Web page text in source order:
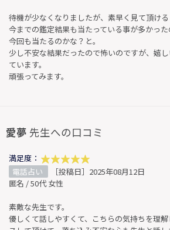
待機が少なくなりましたが、素早く見て頂け
今までの鑑定結果も当たっている事が多かった
今回も当たるのかな？と。
少し不安な結果だったので怖いのですが、嬉
ています。
頑張ってみます。
愛夢 先生への口コミ
満足度：
電話占い
［投稿日］2025年08月12日
匿名 / 50代 女性
素敵な先生です。
優しくて話しやすくて、こちらの気持ちを理